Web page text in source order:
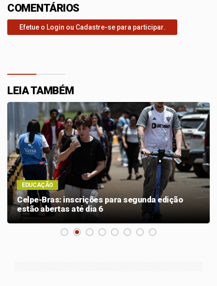
COMENTÁRIOS
Efetue o Login ou Cadastre-se para participar.
LEIA TAMBÉM
EDUCAÇÃO
Celpe-Bras: inscrições para segunda edição
estão abertas até dia 6